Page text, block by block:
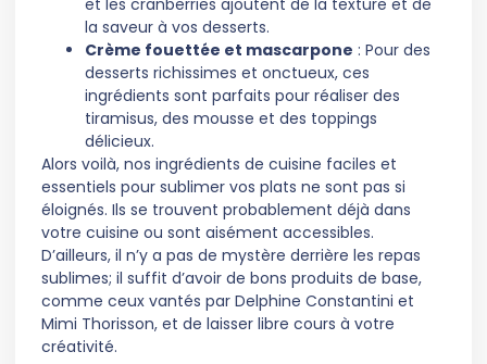
la saveur à vos desserts.
Crème fouettée et mascarpone : Pour des
desserts richissimes et onctueux, ces
ingrédients sont parfaits pour réaliser des
tiramisus, des mousse et des toppings
délicieux.
Alors voilà, nos ingrédients de cuisine faciles et
essentiels pour sublimer vos plats ne sont pas si
éloignés. Ils se trouvent probablement déjà dans
votre cuisine ou sont aisément accessibles.
D’ailleurs, il n’y a pas de mystère derrière les repas
sublimes; il suffit d’avoir de bons produits de base,
comme ceux vantés par Delphine Constantini et
Mimi Thorisson, et de laisser libre cours à votre
créativité.